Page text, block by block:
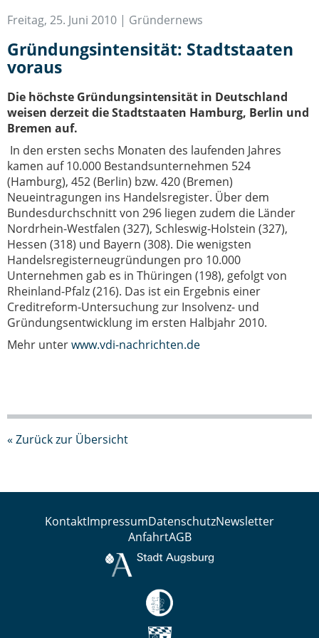
Start-Up Augsburg
Freitag, 25. Juni 2010 | Gründernews
Gründungsintensität: Stadtstaaten
voraus
Die höchste Gründungsintensität in Deutschland
weisen derzeit die Stadtstaaten Hamburg, Berlin und
Bremen auf.
In den ersten sechs Monaten des laufenden Jahres
kamen auf 10.000 Bestandsunternehmen 524
(Hamburg), 452 (Berlin) bzw. 420 (Bremen)
Neueintragungen ins Handelsregister. Über dem
Bundesdurchschnitt von 296 liegen zudem die Länder
Nordrhein-Westfalen (327), Schleswig-Holstein (327),
Hessen (318) und Bayern (308). Die wenigsten
Handelsregisterneugründungen pro 10.000
Unternehmen gab es in Thüringen (198), gefolgt von
Rheinland-Pfalz (216). Das ist ein Ergebnis einer
Creditreform-Untersuchung zur Insolvenz- und
Gründungsentwicklung im ersten Halbjahr 2010.
Mehr unterwww.vdi-nachrichten.de
« Zurück zur Übersicht
KontaktImpressumDatenschutzNewsletter
AnfahrtAGB